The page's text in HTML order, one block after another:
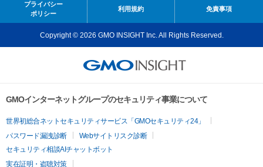
プライバシー
ポリシー
利用規約 免責事項
Copyright © 2026 GMO INSIGHT Inc. All Rights Reserved.
GMOインターネットグループのセキュリティ事業について
世界初総合ネットセキュリティサービス「GMOセキュリティ24」
パスワード漏洩診断
Webサイトリスク診断
セキュリティ相談AIチャットボット
実在証明・盗聴対策